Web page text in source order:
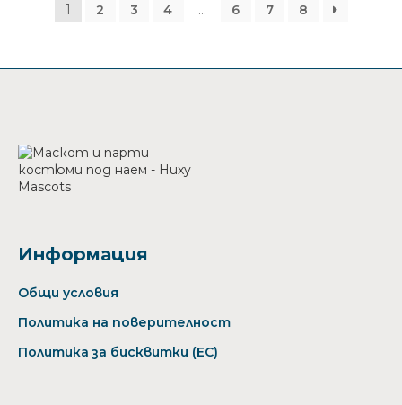
1
2 3 4 … 6 7 8
Информация
Общи условия
Политика на поверителност
Политика за бисквитки (ЕС)